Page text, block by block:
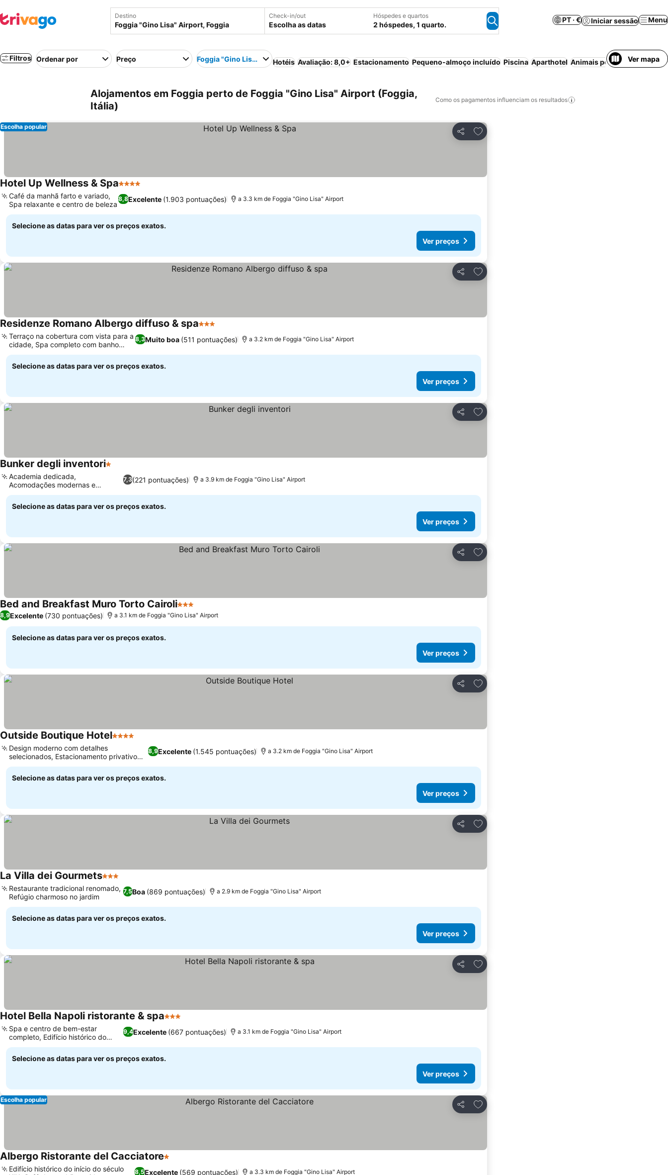
Destino Check-in/out
Escolha as datas
Hóspedes e quartos
2 hóspedes, 1 quarto.
PT · € Iniciar sessão Menu
Filtros Ordenar por Preço Foggia "Gino Lisa" AirportHotéis Avaliação: 8,0+ Estacionamento Pequeno-almoço incluído Piscina Aparthotel Animais permitidos Resort
Ver mapa
Alojamentos em Foggia perto de Foggia "Gino Lisa" Airport (Foggia,
Itália)
Como os pagamentos influenciam os resultados
Partilhar
Adicionar aos favoritos
Escolha popular
Hotel Up Wellness & Spa4 Estrelas
8,8Excelente (1.903 pontuações)
Café da manhã farto e variado,
Spa relaxante e centro de beleza
a 3.3 km de Foggia "Gino Lisa" Airport
Selecione as datas para ver os preços exatos.
Ver preços
Partilhar
Adicionar aos favoritos
Residenze Romano Albergo diffuso & spa3 Estrelas
8,3Muito boa (511 pontuações)
Terraço na cobertura com vista para a
cidade, Spa completo com banho
turco
a 3.2 km de Foggia "Gino Lisa" Airport
Selecione as datas para ver os preços exatos.
Ver preços
Partilhar
Adicionar aos favoritos
Bunker degli inventori1 Estrelas
7,3(221 pontuações)
Academia dedicada,
Acomodações modernas e
espaçosas
a 3.9 km de Foggia "Gino Lisa" Airport
Selecione as datas para ver os preços exatos.
Ver preços
Partilhar
Adicionar aos favoritos
Bed and Breakfast Muro Torto Cairoli3 Estrelas
8,9Excelente (730 pontuações) a 3.1 km de Foggia "Gino Lisa" Airport
Selecione as datas para ver os preços exatos.
Ver preços
Partilhar
Adicionar aos favoritos
Outside Boutique Hotel4 Estrelas
8,9Excelente (1.545 pontuações)
Design moderno com detalhes
selecionados, Estacionamento privativo
seguro para hóspedes
a 3.2 km de Foggia "Gino Lisa" Airport
Selecione as datas para ver os preços exatos.
Ver preços
Partilhar
Adicionar aos favoritos
La Villa dei Gourmets3 Estrelas
7,5Boa (869 pontuações)
Restaurante tradicional renomado,
Refúgio charmoso no jardim
a 2.9 km de Foggia "Gino Lisa" Airport
Selecione as datas para ver os preços exatos.
Ver preços
Partilhar
Adicionar aos favoritos
Hotel Bella Napoli ristorante & spa3 Estrelas
9,4Excelente (667 pontuações)
Spa e centro de bem-estar
completo, Edifício histórico do
século XX
a 3.1 km de Foggia "Gino Lisa" Airport
Selecione as datas para ver os preços exatos.
Ver preços
Partilhar
Adicionar aos favoritos
Escolha popular
Albergo Ristorante del Cacciatore1 Estrelas
8,5Excelente (569 pontuações)
Edifício histórico do início do século
a 3.3 km de Foggia "Gino Lisa" Airport